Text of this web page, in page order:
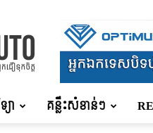
យា គន្លឹះសំខាន់ៗ